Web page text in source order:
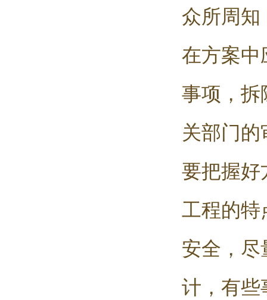
众所周
在方案
事项，
关部门
要把握
工程的
安全，
计，有